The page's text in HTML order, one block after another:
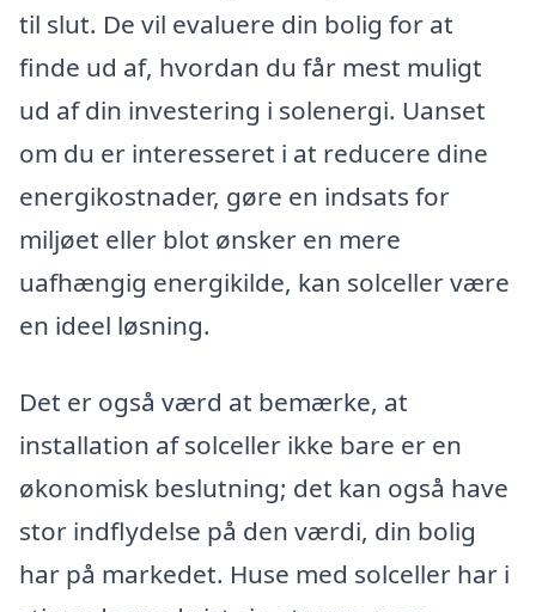
til slut. De vil evaluere din bolig for at
finde ud af, hvordan du får mest muligt
ud af din investering i solenergi. Uanset
om du er interesseret i at reducere dine
energikostnader, gøre en indsats for
miljøet eller blot ønsker en mere
uafhængig energikilde, kan solceller være
en ideel løsning.
Det er også værd at bemærke, at
installation af solceller ikke bare er en
økonomisk beslutning; det kan også have
stor indflydelse på den værdi, din bolig
har på markedet. Huse med solceller har i